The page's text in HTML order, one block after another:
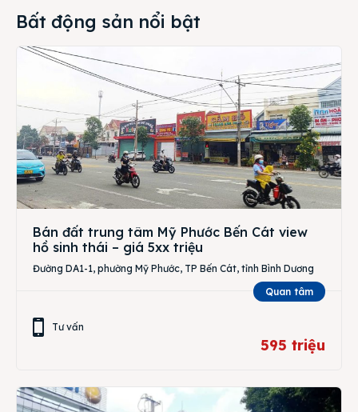
Bất động sản nổi bật
Bán đất trung tâm Mỹ Phước Bến Cát view
hồ sinh thái – giá 5xx triệu
Đường DA1-1, phường Mỹ Phước, TP Bến Cát, tỉnh Bình Dương
Quan tâm
Tư vấn
595 triệu